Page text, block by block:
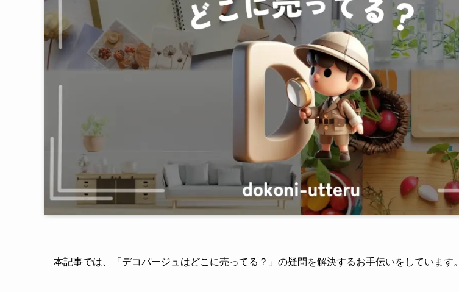
本記事では、「デコパージュはどこに売ってる？」の疑問を解決するお手伝いをしています。